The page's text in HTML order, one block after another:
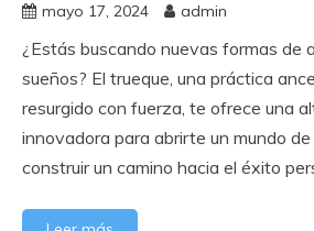
mayo 17, 2024 admin
¿Estás buscando nuevas formas de
sueños? El trueque, una práctica
resurgido con fuerza, te ofrece una
innovadora para abrirte un mundo
construir un camino hacia el éxito